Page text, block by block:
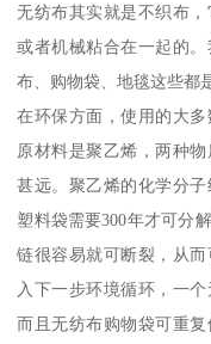
无纺布其实就是不织布
或者机械粘合在一起的
布、购物袋、地毯这些都
在环保方面，使用的大
原材料是聚乙烯，两种
甚远。聚乙烯的化学分
塑料袋需要300年才可分
链很容易就可断裂，从
入下一步环境循环，一个
而且无纺布购物袋可重